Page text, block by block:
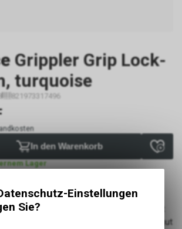
Grippler Grip Lock-
turquoise
821973317496
In den Warenkorb
Lager
und Diamantschliff-Finish fühlt
als auch mit blossen Händen gut
Einstellungen
Sie?